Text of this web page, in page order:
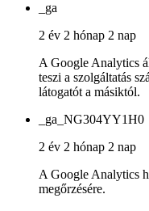
_ga
2 év 2 hónap 2 nap
A Google Analytics
teszi a szolgáltatás
látogatót a másiktól.
_ga_NG304YY1H0
2 év 2 hónap 2 nap
A Google Analytics
megőrzésére.